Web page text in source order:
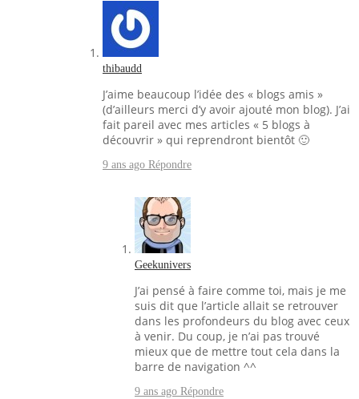
thibaudd
J’aime beaucoup l’idée des « blogs amis »
(d’ailleurs merci d’y avoir ajouté mon blog). J’ai
fait pareil avec mes articles « 5 blogs à
découvrir » qui reprendront bientôt 🙂
9 ans ago Répondre
Geekunivers
J’ai pensé à faire comme toi, mais je me
suis dit que l’article allait se retrouver
dans les profondeurs du blog avec ceux
à venir. Du coup, je n’ai pas trouvé
mieux que de mettre tout cela dans la
barre de navigation ^^
9 ans ago Répondre